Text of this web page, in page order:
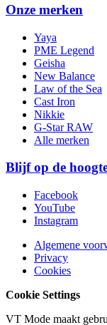
Onze merken
Yaya
PME Legend
Geisha
New Balance
Law of the Sea
Cast Iron
Nikkie
G-Star RAW
Alle merken
Blijf op de
Facebook
YouTube
Instagram
Algemene
Privacy
Cookies
Cookie Settings
VT Mode maakt